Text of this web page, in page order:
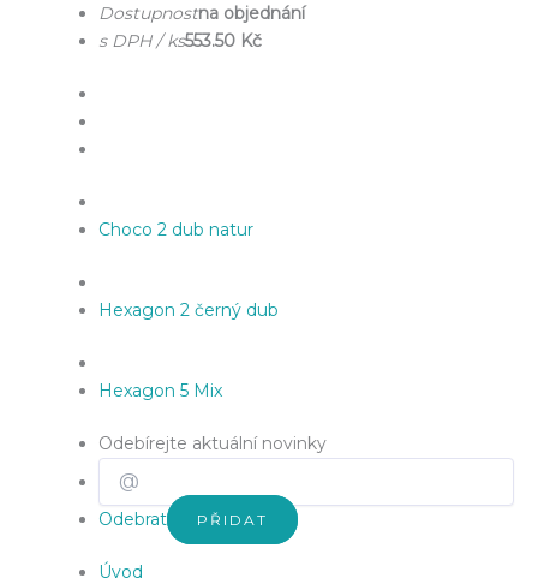
Dostupnostna objednání
s DPH / ks553.50 Kč
Choco 2 dub natur
Hexagon 2 černý dub
Hexagon 5 Mix
Odebírejte aktuální novinky
Odebrat PŘIDAT
Úvod